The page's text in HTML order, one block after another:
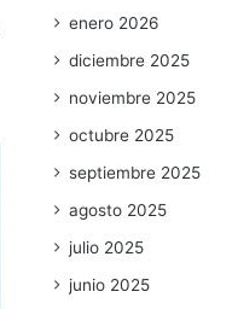
enero 2026
diciembre 2025
noviembre 2025
octubre 2025
septiembre 2025
agosto 2025
julio 2025
junio 2025